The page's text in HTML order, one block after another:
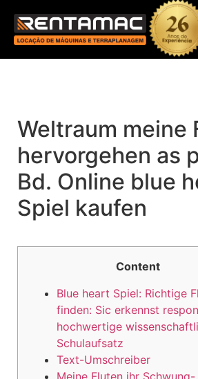
Weltraum meine
hervorgehen as
Bd. Online blue
Spiel kaufen
Content
Blue heart Spiel: Richtige
finden: Sic erkennst
hochwertige
Schulaufsatz
Text-Umschreiber
Meine Fluten ihr